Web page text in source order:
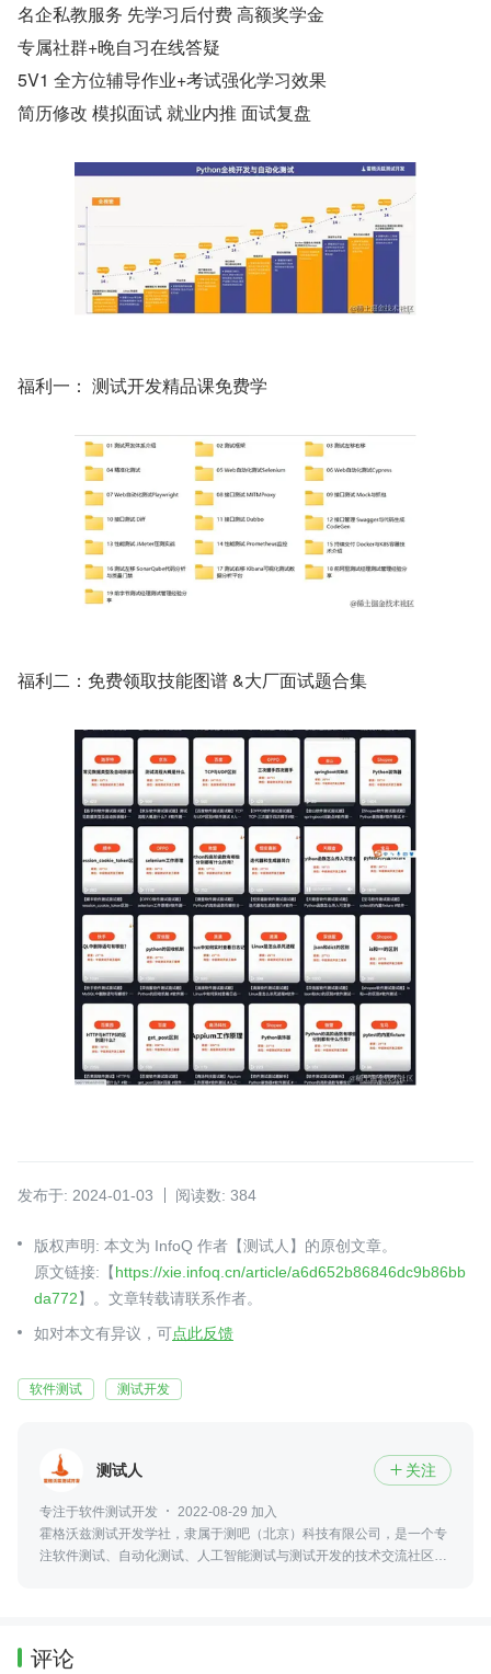
名企私教服务 先学习后付费 高额奖学金
专属社群+晚自习在线答疑
5V1 全方位辅导作业+考试强化学习效果
简历修改 模拟面试 就业内推 面试复盘
福利一： 测试开发精品课免费学
福利二：免费领取技能图谱 &大厂面试题合集
发布于: 2024-01-03 阅读数: 384
版权声明: 本文为 InfoQ 作者【测试人】的原创文章。
原文链接:【https://xie.infoq.cn/article/a6d652b86846dc9b86bb
da772】。文章转载请联系作者。
如对本文有异议，可点此反馈
软件测试 测试开发
测试人  关注
专注于软件测试开发
2022-08-29 加入
霍格沃兹测试开发学社，隶属于测吧（北京）科技有限公司，是一个专
注软件测试、自动化测试、人工智能测试与测试开发的技术交流社区，
评论